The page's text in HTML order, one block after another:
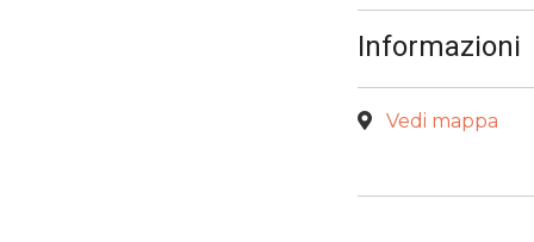
Informazioni
Vedi mappa